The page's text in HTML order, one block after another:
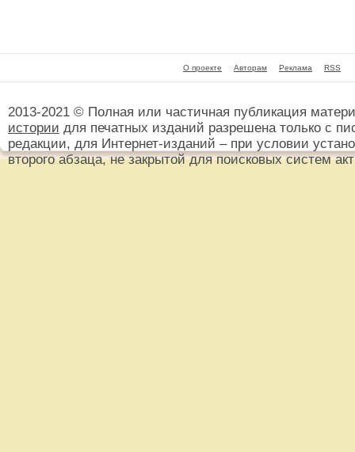
О проекте Авторам Реклама RSS
2013-2021 © Полная или частичная публикация
истории для печатных изданий разрешена только с
редакции, для Интернет-изданий – при условии
второго абзаца, не закрытой для поисковых систем